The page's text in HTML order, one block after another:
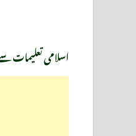
اسلامی تعلیمات